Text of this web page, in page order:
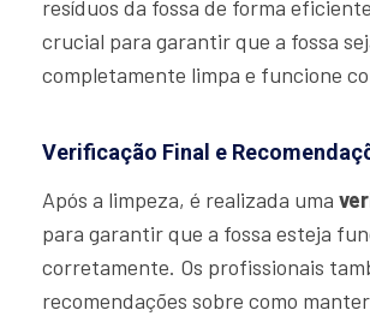
resíduos da fossa de forma
crucial para garantir que a fossa
completamente limpa e funcione
Verificação Final e
Após a limpeza, é realizada uma
para garantir que a fossa esteja
corretamente. Os profissionais
recomendações sobre como